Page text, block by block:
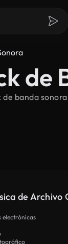
de
banda
de Archivo
electrónicas